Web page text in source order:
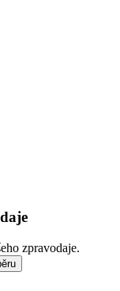
zpravodaje.